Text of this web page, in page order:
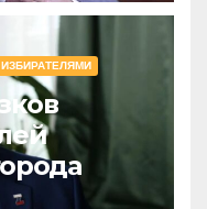
ИЗБИРАТЕЛЯМИ